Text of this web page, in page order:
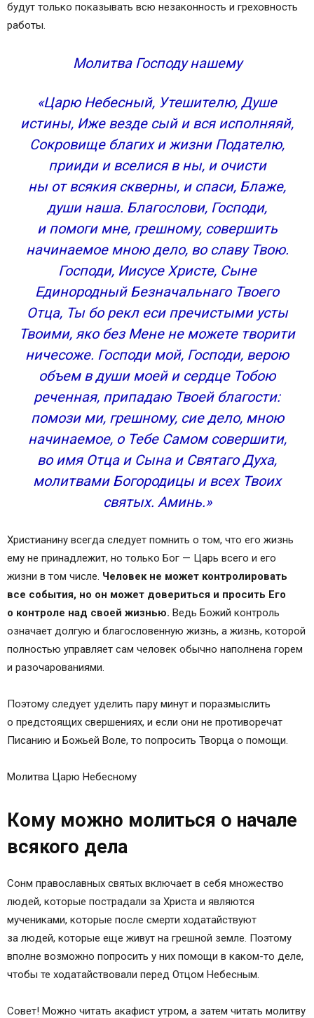
будут только показывать всю незаконность и греховность
работы.
Молитва Господу нашему
«Царю Небесный, Утешителю, Душе
истины, Иже везде сый и вся исполняяй,
Сокровище благих и жизни Подателю,
прииди и вселися в ны, и очисти
ны от всякия скверны, и спаси, Блаже,
души наша. Благослови, Господи,
и помоги мне, грешному, совершить
начинаемое мною дело, во славу Твою.
Господи, Иисусе Христе, Сыне
Единородный Безначальнаго Твоего
Отца, Ты бо рекл еси пречистыми усты
Твоими, яко без Мене не можете творити
ничесоже. Господи мой, Господи, верою
объем в души моей и сердце Тобою
реченная, припадаю Твоей благости:
помози ми, грешному, сие дело, мною
начинаемое, о Тебе Самом совершити,
во имя Отца и Сына и Святаго Духа,
молитвами Богородицы и всех Твоих
святых. Аминь.»
Христианину всегда следует помнить о том, что его жизнь
ему не принадлежит, но только Бог — Царь всего и его
жизни в том числе. Человек не может контролировать
все события, но он может довериться и просить Его
о контроле над своей жизнью. Ведь Божий контроль
означает долгую и благословенную жизнь, а жизнь, которой
полностью управляет сам человек обычно наполнена горем
и разочарованиями.
Поэтому следует уделить пару минут и поразмыслить
о предстоящих свершениях, и если они не противоречат
Писанию и Божьей Воле, то попросить Творца о помощи.
Молитва Царю Небесному
Кому можно молиться о начале
всякого дела
Сонм православных святых включает в себя множество
людей, которые пострадали за Христа и являются
мучениками, которые после смерти ходатайствуют
за людей, которые еще живут на грешной земле. Поэтому
вполне возможно попросить у них помощи в каком-то деле,
чтобы те ходатайствовали перед Отцом Небесным.
Совет! Можно читать акафист утром, а затем читать молитву